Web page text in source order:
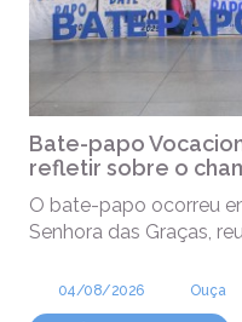
Bate-papo
refletir sobre o
O bate-papo ocorreu
Senhora das Graças,
04/08/2026 Ouça